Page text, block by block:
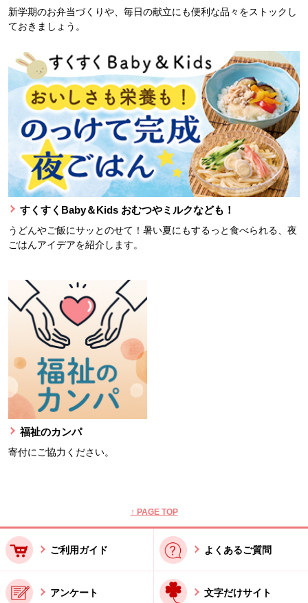
新学期のお弁当づくりや、毎日の献立にも便利な品々をストックし
ておきましょう。
すくすくBaby＆Kids おむつやミルクなども！
うどんやご飯にサッとのせて！暑い夏にもするっと食べられる、夜
ごはんアイデアを紹介します。
福祉のカンパ
寄付にご協力ください。
↑ PAGE TOP
ご利用ガイド よくあるご質問
アンケート 文字だけサイト